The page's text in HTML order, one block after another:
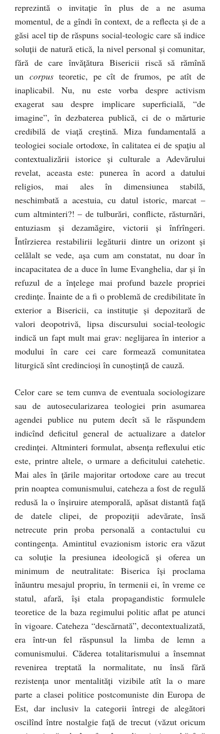
reprezintă o invitaţie în plus de a ne asuma
momentul, de a gîndi în context, de a reflecta şi de a
găsi acel tip de răspuns social-teologic care să indice
soluţii de natură etică, la nivel personal şi comunitar,
fără de care învăţătura Bisericii riscă să rămînă
un corpusteoretic, pe cît de frumos, pe atît de
inaplicabil. Nu, nu este vorba despre activism
exagerat sau despre implicare superficială, “de
imagine”, în dezbaterea publică, ci de o mărturie
credibilă de viaţă creştină. Miza fundamentală a
teologiei sociale ortodoxe, în calitatea ei de spaţiu al
contextualizării istorice şi culturale a Adevărului
revelat, aceasta este: punerea în acord a datului
religios, mai ales în dimensiunea stabilă,
neschimbată a acestuia, cu datul istoric, marcat –
cum altminteri?! – de tulburări, conflicte, răsturnări,
entuziasm şi dezamăgire, victorii şi înfrîngeri.
Întîrzierea restabilirii legăturii dintre un orizont şi
celălalt se vede, aşa cum am constatat, nu doar în
incapacitatea de a duce în lume Evanghelia, dar şi în
refuzul de a înţelege mai profund bazele propriei
credinţe. Înainte de a fi o problemă de credibilitate în
exterior a Bisericii, ca instituţie şi depozitară de
valori deopotrivă, lipsa discursului social-teologic
indică un fapt mult mai grav: neglijarea în interior a
modului în care cei care formează comunitatea
liturgică sînt credincioşi în cunoştinţă de cauză.
Celor care se tem cumva de eventuala sociologizare
sau de autosecularizarea teologiei prin asumarea
agendei publice nu putem decît să le răspundem
indicînd deficitul general de actualizare a datelor
credinţei. Altminteri formulat, absenţa reflexului etic
este, printre altele, o urmare a deficitului catehetic.
Mai ales în ţările majoritar ortodoxe care au trecut
prin noaptea comunismului, cateheza a fost de regulă
redusă la o înşiruire atemporală, apăsat distantă faţă
de datele clipei, de propoziţii adevărate, însă
netrecute prin proba personală a contactului cu
contingenţa. Amintitul evazionism istoric era văzut
ca soluţie la presiunea ideologică şi oferea un
minimum de neutralitate: Biserica îşi proclama
înăuntru mesajul propriu, în termenii ei, în vreme ce
statul, afară, îşi etala propagandistic formulele
teoretice de la baza regimului politic aflat pe atunci
în vigoare. Cateheza “descărnată”, decontextualizată,
era într-un fel răspunsul la limba de lemn a
comunismului. Căderea totalitarismului a însemnat
revenirea treptată la normalitate, nu însă fără
rezistenţa unor mentalităţi vizibile atît la o mare
parte a clasei politice postcomuniste din Europa de
Est, dar inclusiv la categorii întregi de alegători
oscilînd între nostalgie faţă de trecut (văzut oricum